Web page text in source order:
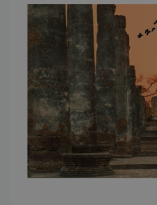
คู่มือ
เที่ยว
อุทยาน
ประวัติศาสตร์
สุโขทัย
มรดก
โลก
ที่
ต้อง
ไป